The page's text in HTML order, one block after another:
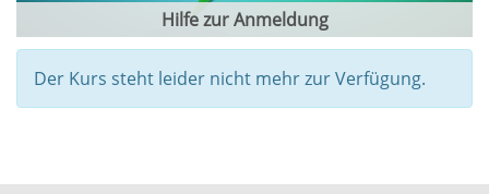
Hilfe zur Anmeldung
Der Kurs steht leider nicht mehr zur Verfügung.